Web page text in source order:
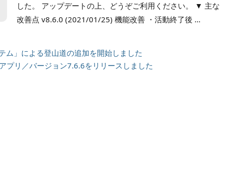
した。 アップデートの上、どうぞご利用ください。 ▼ 主な
改善点 v8.6.0 (2021/01/25) 機能改善 ・活動終了後 …
ム」による登山道の追加を開始しました
プリ／バージョン7.6.6をリリースしました